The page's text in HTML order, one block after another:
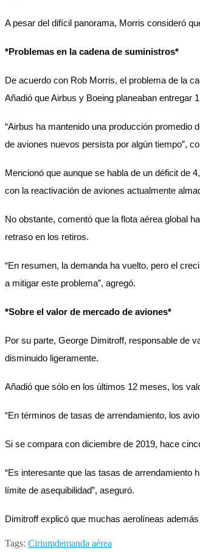
A pesar del difícil panorama, Morris consideró
*Problemas en la cadena de suministros*
De acuerdo con Rob Morris, el problema de la
Añadió que Airbus y Boeing planeaban entregar
“Airbus ha mantenido una producción promedio
de aviones nuevos persista por algún tiempo”,
Mencionó que aunque se habla de un déficit de
con la reactivación de aviones actualmente
No obstante, comentó que la flota aérea global
retraso en los retiros.
“En resumen, la demanda ha vuelto, pero el
a mitigar este problema”, agregó.
*Sobre el valor de mercado de aviones*
Por su parte, George Dimitroff, responsable de
disminuido ligeramente.
Añadió que sólo en los últimos 12 meses, los
“En términos de tasas de arrendamiento, los
Si se compara con diciembre de 2019, hace
“Es interesante que las tasas de arrendamiento
límite de asequibilidad”, aseguró.
Dimitroff explicó que muchas aerolíneas
Tags: Ciriumdemanda aérea